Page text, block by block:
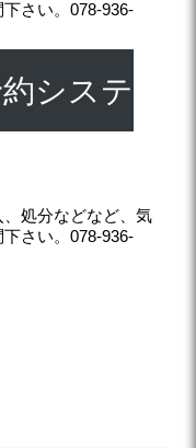
さい。078-936-
システ
処分などなど、気
さい。078-936-